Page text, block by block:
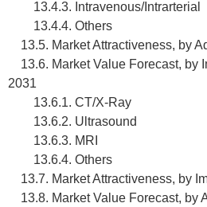
13.4.3. Intravenous/Intrarterial
13.4.4. Others
13.5. Market Attractiveness, by
13.6. Market Value Forecast, by
2031
13.6.1. CT/X-Ray
13.6.2. Ultrasound
13.6.3. MRI
13.6.4. Others
13.7. Market Attractiveness, by
13.8. Market Value Forecast, by